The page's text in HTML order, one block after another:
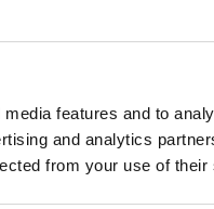
features and to
and analytics
from your use of
kledingstuk
Strijkijzer/